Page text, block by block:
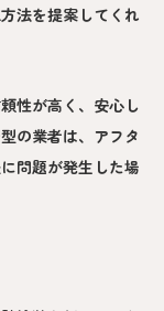
法を提案してくれ
性が高く、安心し
の業者は、アフタ
問題が発生した場